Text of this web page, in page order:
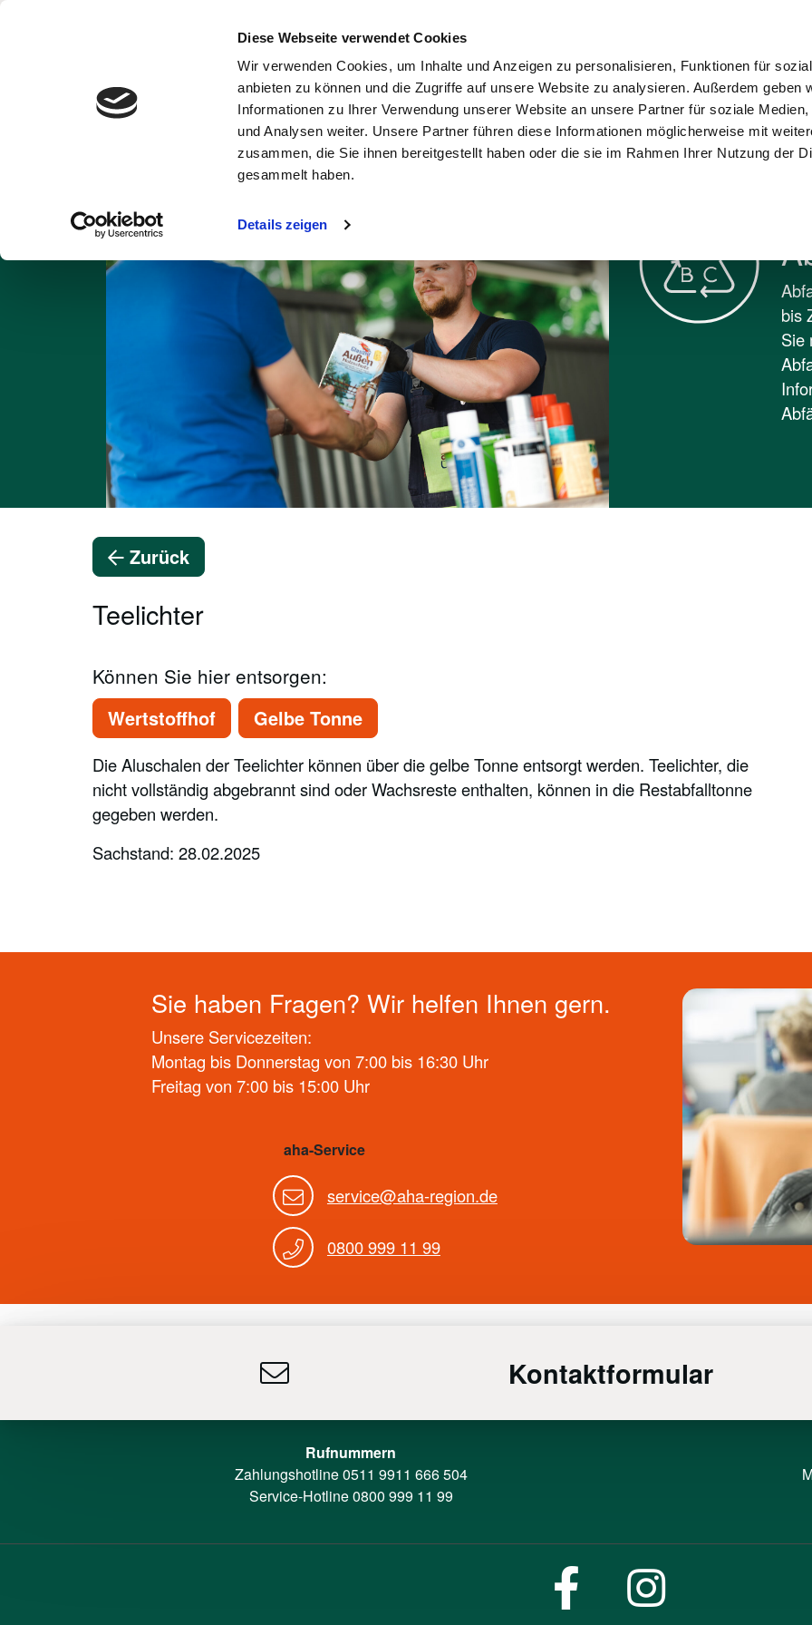
Diese Webseite verwendet Cookies
Wir verwenden Cookies, um Inhalte und Anzeigen zu personalisieren, Funktionen für
anbieten zu können und die Zugriffe auf unsere Website zu analysieren. Außerdem geben
Informationen zu Ihrer Verwendung unserer Website an unsere Partner für soziale Medien,
und Analysen weiter. Unsere Partner führen diese Informationen möglicherweise mit
zusammen, die Sie ihnen bereitgestellt haben oder die sie im Rahmen Ihrer Nutzung der
gesammelt haben.
Details zeigen
Abfälle und
Wertstoffe
Entsorgung und
Recycling Stadtreinigung Umwelt und
Verantwortung
Startseite Abfall ABC
bis
Sie
Zurück
Teelichter
Können Sie hier entsorgen:
Wertstoffhof Gelbe Tonne
Die Aluschalen der Teelichter können über die gelbe Tonne entsorgt werden. Teelichter, die
nicht vollständig abgebrannt sind oder Wachsreste enthalten, können in die Restabfalltonne
gegeben werden.
Sachstand: 28.02.2025
Sie haben Fragen? Wir helfen Ihnen gern.
Unsere Servicezeiten:
Montag bis Donnerstag von 7:00 bis 16:30 Uhr
Freitag von 7:00 bis 15:00 Uhr
aha-Service
service@aha-region.de
0800 999 11 99
Kontaktformular
Rufnummern
Zahlungshotline0511 9911 666 504
Service-Hotline0800 999 11 99